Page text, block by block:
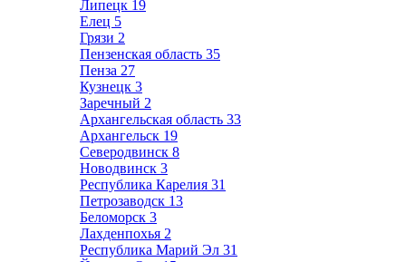
Липецк 19
Елец 5
Грязи 2
Пензенская область 35
Пенза 27
Кузнецк 3
Заречный 2
Архангельская область 33
Архангельск 19
Северодвинск 8
Новодвинск 3
Республика Карелия 31
Петрозаводск 13
Беломорск 3
Лахденпохья 2
Республика Марий Эл 31